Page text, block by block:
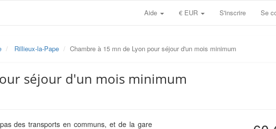
Aide € EUR S'inscrire Se
Rillieux-la-Pape Chambre à 15 mn de Lyon pour séjour d'un mois minimum
séjour d'un mois minimum
des transports en communs, et de la gare